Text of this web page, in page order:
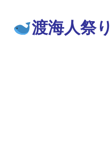
渡海人祭り